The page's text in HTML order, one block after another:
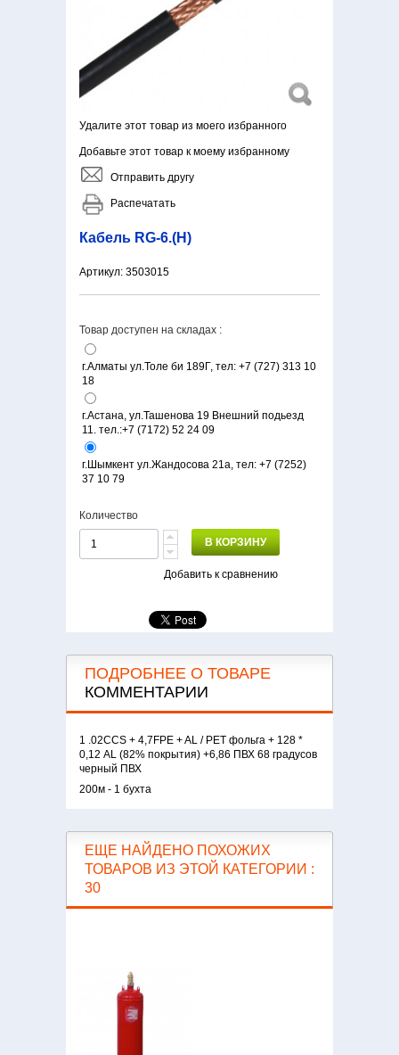
Удалите этот товар из моего избранного
Добавьте этот товар к моему избранному
Отправить другу
Распечатать
Кабель RG-6.(Н)
Артикул: 3503015
Товар доступен на складах :
г.Алматы ул.Толе би 189Г, тел: +7 (727) 313 10
18
г.Астана, ул.Ташенова 19 Внешний подьезд
11. тел.:+7 (7172) 52 24 09‬
г.Шымкент ул.Жандосова 21а, тел: +7 (7252)
37 10 79
Количество
В КОРЗИНУ
Добавить к сравнению
ПОДРОБНЕЕ О ТОВАРЕ
КОММЕНТАРИИ
1 .02CCS + 4,7FPE + AL / PET фольга + 128 *
0,12 AL (82% покрытия) +6,86 ПВХ 68 градусов
черный ПВХ
200м - 1 бухта
ЕЩЕ НАЙДЕНО ПОХОЖИХ
ТОВАРОВ ИЗ ЭТОЙ КАТЕГОРИИ :
30